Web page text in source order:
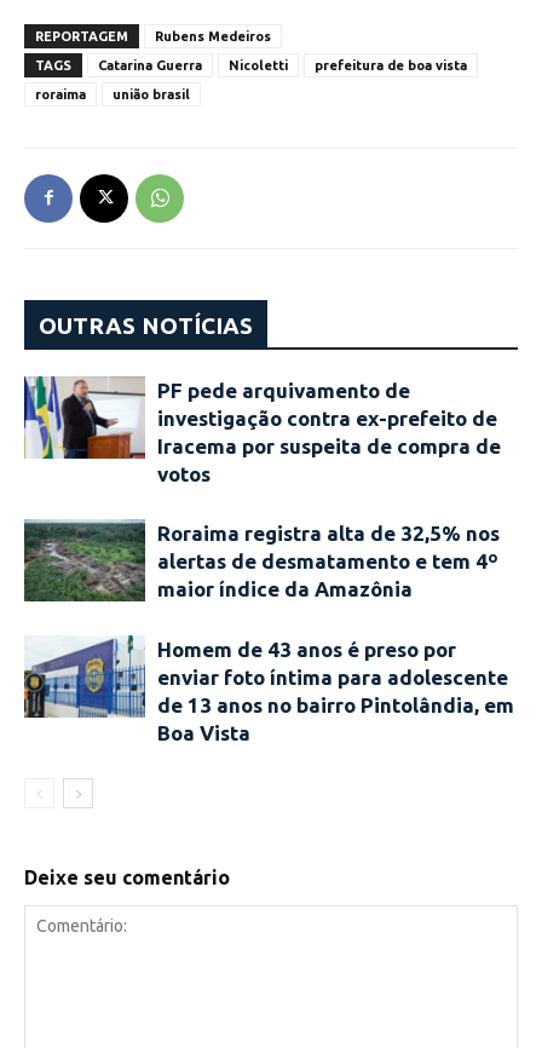
REPORTAGEM
Rubens Medeiros
TAGS
Catarina Guerra Nicoletti
prefeitura de boa vista
roraima
união brasil
OUTRAS NOTÍCIAS
PF pede arquivamento de
investigação contra ex-prefeito de
Iracema por suspeita de compra de
votos
Roraima registra alta de 32,5% nos
alertas de desmatamento e tem 4º
maior índice da Amazônia
Homem de 43 anos é preso por
enviar foto íntima para adolescente
de 13 anos no bairro Pintolândia, em
Boa Vista
Deixe seu comentário